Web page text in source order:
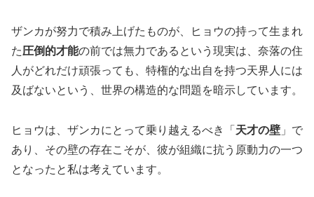
ザンカが努力で積み上げたものが、ヒョウの持って生まれ
た圧倒的才能の前では無力であるという現実は、奈落の住
人がどれだけ頑張っても、特権的な出自を持つ天界人には
及ばないという、世界の構造的な問題を暗示しています。
ヒョウは、ザンカにとって乗り越えるべき「 天才の壁 」で
あり、その壁の存在こそが、彼が組織に抗う原動力の一つ
となったと私は考えています。